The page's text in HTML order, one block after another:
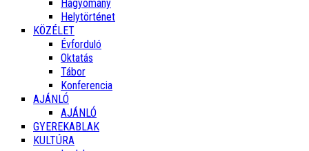
Hagyomány
Helytörténet
KÖZÉLET
Évforduló
Oktatás
Tábor
Konferencia
AJÁNLÓ
AJÁNLÓ
GYEREKABLAK
KULTÚRA